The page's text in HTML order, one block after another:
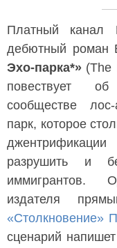
Платный канал
дебютный роман
Эхо-парка*» (The
повествует
сообществе
парк, которое
разрушить и
иммигрантов.
издателя
«Столкновение»
сценарий